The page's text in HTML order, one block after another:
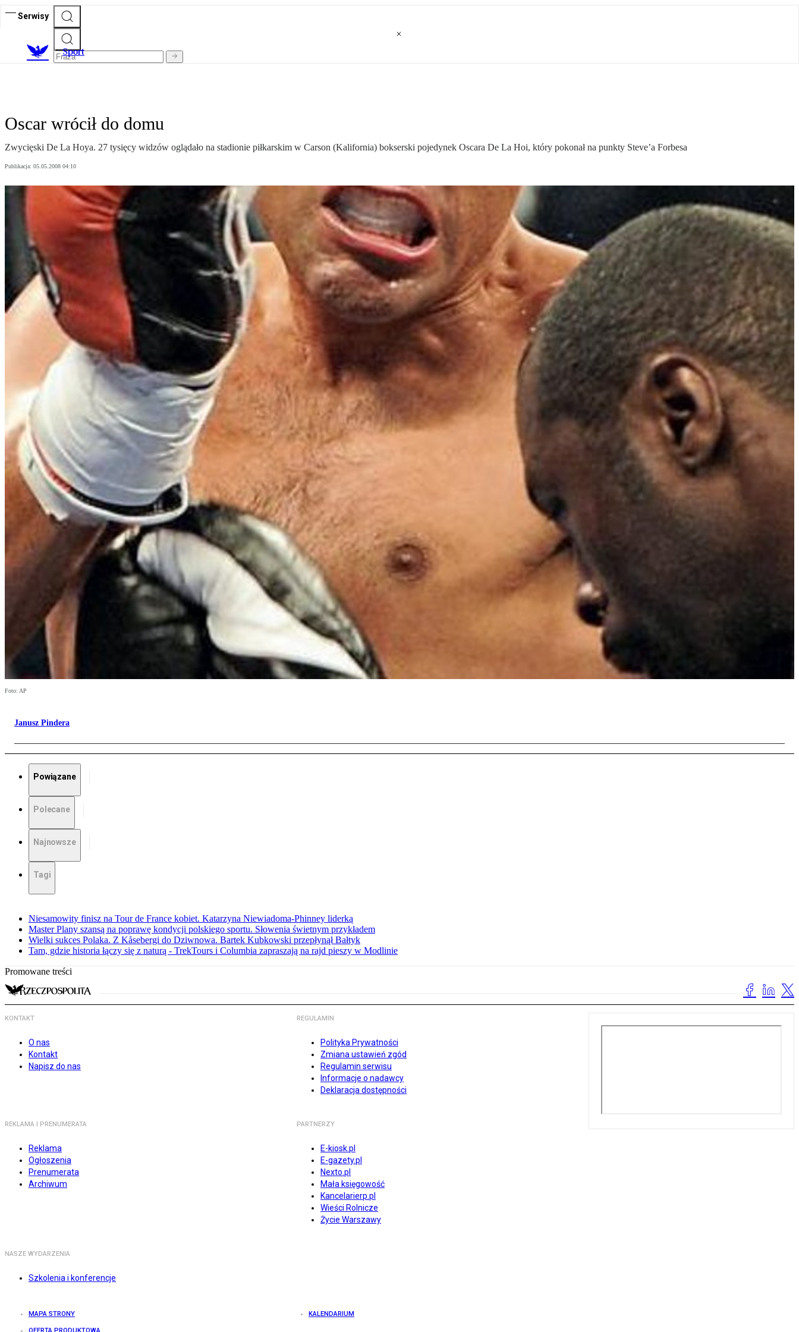
Serwisy
Sport
Oscar wrócił do domu
Zwycięski De La Hoya. 27 tysięcy widzów oglądało na stadionie piłkarskim w Carson (Kalifornia) bokserski pojedynek Oscara De La Hoi, który pokonał na punkty Steve’a Forbesa
Publikacja: 05.05.2008 04:10
Foto: AP
Janusz Pindera
Powiązane
Polecane
Najnowsze
Tagi
Niesamowity finisz na Tour de France kobiet. Katarzyna Niewiadoma-Phinney liderką
Master Plany szansą na poprawę kondycji polskiego sportu. Słowenia świetnym przykładem
Wielki sukces Polaka. Z Kåsebergi do Dziwnowa. Bartek Kubkowski przepłynął Bałtyk
Tam, gdzie historia łączy się z naturą - TrekTours i Columbia zapraszają na rajd pieszy w Modlinie
Promowane treści
KONTAKT
O nas
Kontakt
Napisz do nas
REGULAMIN
Polityka Prywatności
Zmiana ustawień zgód
Regulamin serwisu
Informacje o nadawcy
Deklaracja dostępności
REKLAMA I PRENUMERATA
Reklama
Ogłoszenia
Prenumerata
Archiwum
PARTNERZY
E-kiosk.pl
E-gazety.pl
Nexto.pl
Mała księgowość
Kancelarierp.pl
Wieści Rolnicze
Życie Warszawy
NASZE WYDARZENIA
Szkolenia i konferencje
MAPA STRONY KALENDARIUM